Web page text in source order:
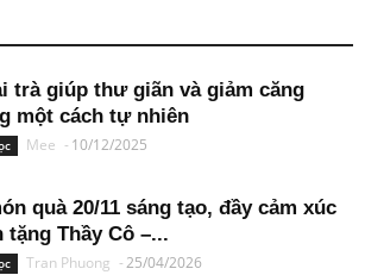
trà giúp thư giãn và giảm căng
một cách tự nhiên
Mee - 10/12/2025
quà 20/11 sáng tạo, đầy cảm xúc
tặng Thầy Cô –...
Tran Phuong -25/04/2026